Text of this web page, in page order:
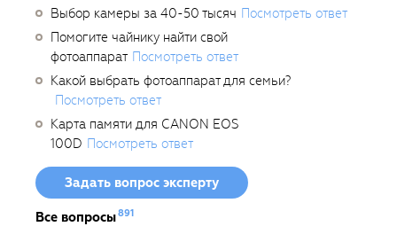
Выбор камеры за 40-50 тысяч Посмотреть ответ
Помогите чайнику найти свой
фотоаппарат Посмотреть ответ
Какой выбрать фотоаппарат для семьи?
Посмотреть ответ
Карта памяти для CANON EOS
100D Посмотреть ответ
Задать вопрос эксперту
Все вопросы891